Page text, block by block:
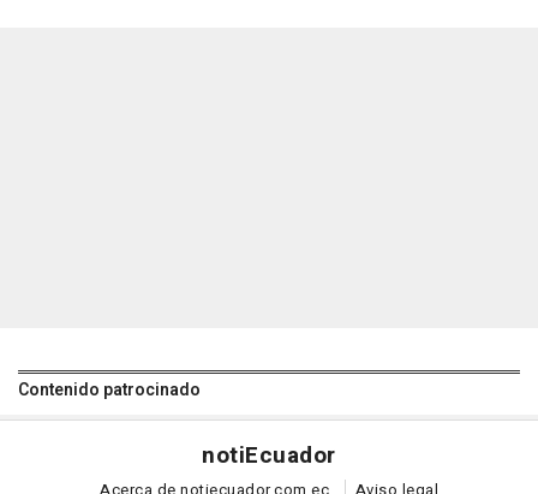
Contenido patrocinado
notiEcuador